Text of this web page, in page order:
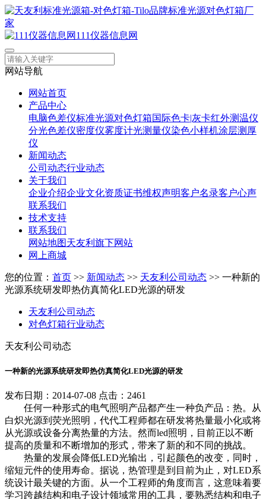
111仪器信息网
网站导航
网站首页
产品中心
电脑色差仪标准光源对色灯箱国际色卡|灰卡红外测温仪
分光色差仪密度仪雾度计光测量仪染色小样机涂层测厚
仪
新闻动态
公司动态行业动态
关于我们
企业介绍企业文化资质证书维权声明客户名录客户心声
联系我们
技术支持
联系我们
网站地图天友利旗下网站
网上商城
您的位置： 首页 >> 新闻动态 >> 天友利公司动态 >> 一种新的
光源系统研发即热仿真简化LED光源的研发
天友利公司动态
对色灯箱行业动态
天友利公司动态
一种新的光源系统研发即热仿真简化LED光源的研发
发布日期：2014-07-08 点击：2461
任何一种形式的电气照明产品都产生一种负产品：热。从
白炽光源到荧光照明，代代工程师都在研发将热量最小化或将
从光源或设备分离热量的方法。然而led照明，目前正以不断
提高的质量和不断增加的形式，带来了新的和不同的挑战。
热量的发展会降低LED光输出，引起颜色的改变，同时，
缩短元件的使用寿命。据说，热管理是到目前为止，对LED系
统设计最关键的方面。从一个工程师的角度而言，这意味着要
学习跨越结构和电子设计领域常用的工具，要熟悉结构和电子